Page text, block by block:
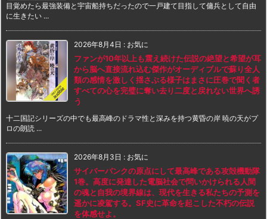
目覚めたら最強装備と宇宙船持ちだったので一戸建て目指して傭兵として自由
に生きたい ...
2026年8月4日 : お気に
ファンが10年以上も震え続けた伝説の絶望と希望が耳
から脳へ直接流れ込む傑作がオーディブルで蘇り全人
類の感情を激しく揺さぶる様子はまさに圧巻で聞く者
すべての心を完璧に奪い去り二度と戻れない世界へ誘
う
十二国記シリーズの中でも最高峰のドラマ性と深みを持つ黄昏の岸 暁の天がプ
ロの朗読 ...
2026年8月3日 : お気に
サイバーパンクの原点にして最高峰である攻殻機動隊
1巻。高度に発達した電脳社会で問いかけられる人間
の魂と自我の境界線は、現代を生きる私たちの予測を
遥かに凌駕する。SF史に革命を起こした不朽の伝説
を体感せよ。